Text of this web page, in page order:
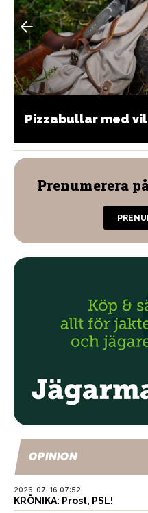
Pizzabullar med
Prenumerera
OPINION
2026-07-16 07:52
KRÖNIKA: Prost, PSL!